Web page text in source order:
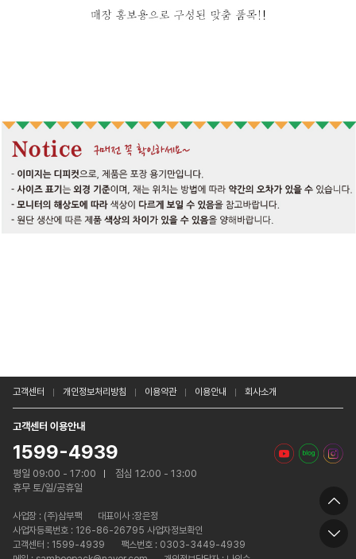
고객센터 개인정보처리방침 이용약관 이용안내 회사소개
고객센터 이용안내
1599-4939
평일 09:00 - 17:00
점심 12:00 - 13:00
휴무 토/일/공휴일
사업장 : (주)삼부팩
대표이사 :장은정
사업자등록번호 : 126-86-26795 사업자정보확인
고객센터 : 1599-4939
팩스번호 : 0303-3449-4939